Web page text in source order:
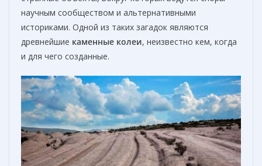
научным сообществом и альтернативными
историками. Одной из таких загадок являются
древнейшие каменные колеи, неизвестно кем, когда
и для чего созданные.